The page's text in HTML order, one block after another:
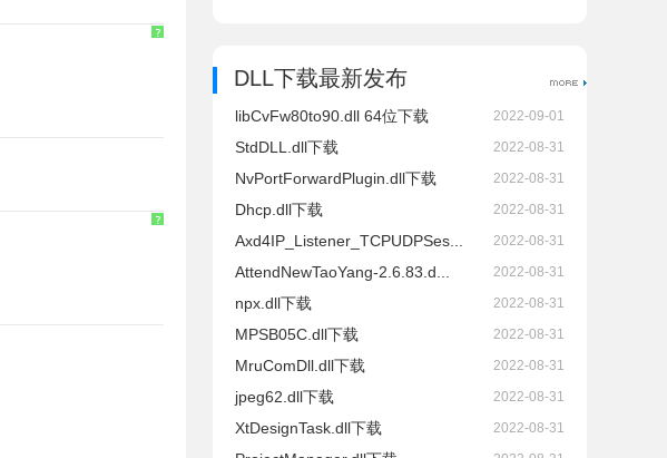
?
?
DLL下载最新发布
libCvFw80to90.dll 64位下载 2022-09-01
StdDLL.dll下载 2022-08-31
NvPortForwardPlugin.dll下载 2022-08-31
Dhcp.dll下载 2022-08-31
Axd4IP_Listener_TCPUDPSes... 2022-08-31
AttendNewTaoYang-2.6.83.d... 2022-08-31
npx.dll下载 2022-08-31
MPSB05C.dll下载 2022-08-31
MruComDll.dll下载 2022-08-31
jpeg62.dll下载 2022-08-31
XtDesignTask.dll下载 2022-08-31